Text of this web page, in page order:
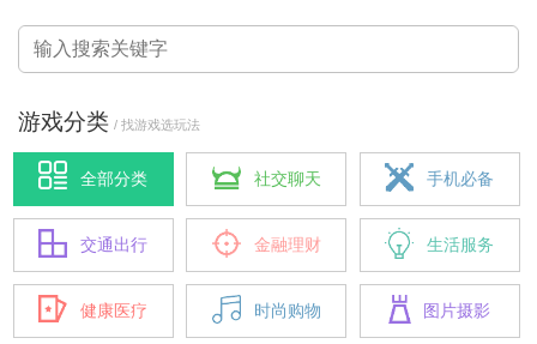
游戏分类 / 找游戏选玩法
全部分类 社交聊天 手机必备
交通出行 金融理财 生活服务
健康医疗 时尚购物 图片摄影